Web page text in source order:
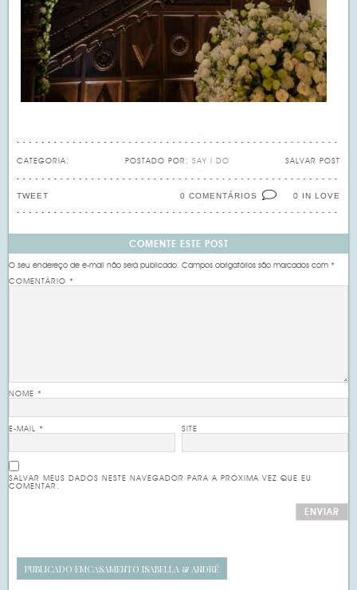
CATEGORIA: SALVAR POST
POSTADO POR: SAY I DO
0 IN LOVE
0 COMENTÁRIOS
TWEET
COMENTE ESTE POST
O seu endereço de e-mail não será publicado. Campos obrigatórios são marcados com*
COMENTÁRIO*
NOME*
E-MAIL* SITE
SALVAR MEUS DADOS NESTE NAVEGADOR PARA A PRÓXIMA VEZ QUE EU
COMENTAR.
PUBLICADO EMCASAMENTO ISABELLA & ANDRÉ